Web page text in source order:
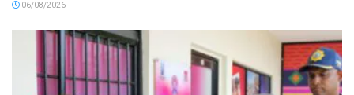
06/08/2026